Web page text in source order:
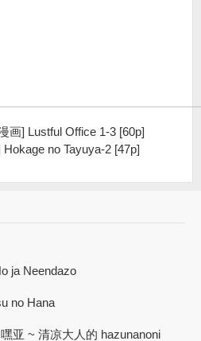
画] Lustful Office 1-3 [60p]
no Tayuya-2 [47p]
ja Neendazo
no Hana
亚 ~ 清凉大人的 hazunanoni